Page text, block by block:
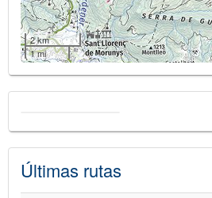
2 km
1 mi
Últimas rutas